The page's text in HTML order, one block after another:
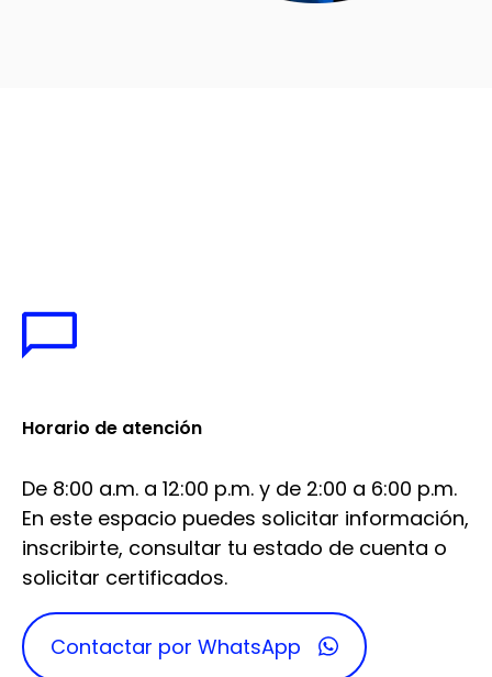
Horario de atención
De 8:00 a.m. a 12:00 p.m. y de 2:00 a 6:00 p.m.
En este espacio puedes solicitar información,
inscribirte, consultar tu estado de cuenta o
solicitar certificados.
Contactar por WhatsApp